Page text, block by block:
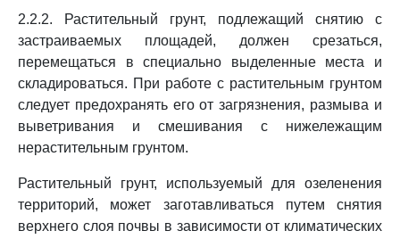
2.2.2. Растительный грунт, подлежащий снятию с
застраиваемых площадей, должен срезаться,
перемещаться в специально выделенные места и
складироваться. При работе с растительным грунтом
следует предохранять его от загрязнения, размыва и
выветривания и смешивания с нижележащим
нерастительным грунтом.
Растительный грунт, используемый для озеленения
территорий, может заготавливаться путем снятия
верхнего слоя почвы в зависимости от климатических